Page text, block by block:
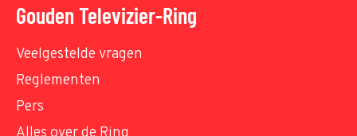
Gouden Televizier-Ring
Veelgestelde vragen
Reglementen
Pers